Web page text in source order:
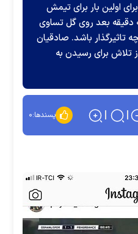
دهد، امشب و در دقیقه 86 برای اولین بار برای تیمش
بعد روی گل تساوی
تاثیرگذار باشد. صادقیان
تلاش برای رسیدن به
پسندها:۰